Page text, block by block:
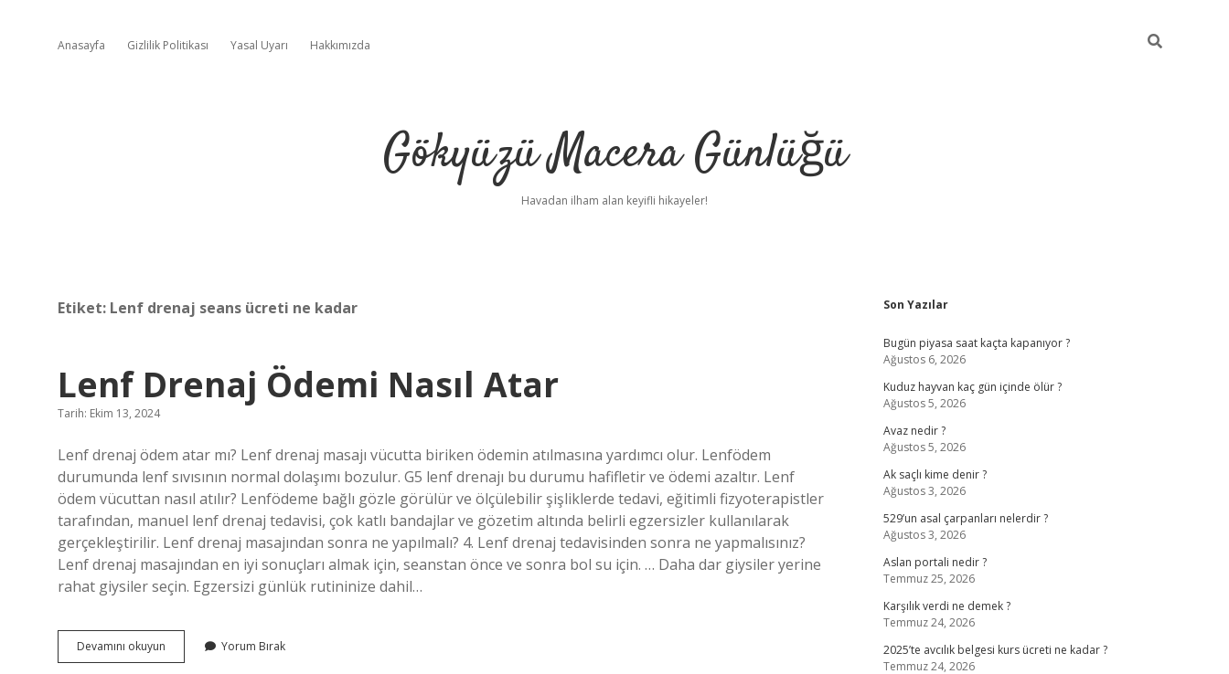
Anasayfa Gizlilik Politikası Yasal Uyarı Hakkımızda
Gökyüzü Macera Günlüğü
Havadan ilham alan keyifli hikayeler!
Etiket: Lenf drenaj seans ücreti ne kadar
Lenf Drenaj Ödemi Nasıl Atar
Tarih: Ekim 13, 2024
Lenf drenaj ödem atar mı? Lenf drenaj masajı vücutta biriken ödemin atılmasına yardımcı olur. Lenfödem
durumunda lenf sıvısının normal dolaşımı bozulur. G5 lenf drenajı bu durumu hafifletir ve ödemi azaltır. Lenf
ödem vücuttan nasıl atılır? Lenfödeme bağlı gözle görülür ve ölçülebilir şişliklerde tedavi, eğitimli fizyoterapistler
tarafından, manuel lenf drenaj tedavisi, çok katlı bandajlar ve gözetim altında belirli egzersizler kullanılarak
gerçekleştirilir. Lenf drenaj masajından sonra ne yapılmalı? 4. Lenf drenaj tedavisinden sonra ne yapmalısınız?
Lenf drenaj masajından en iyi sonuçları almak için, seanstan önce ve sonra bol su için. … Daha dar giysiler yerine
rahat giysiler seçin. Egzersizi günlük rutininize dahil…
Devamını okuyun
Drenaj
Yorum Bırak
Sidebar
Son Yazılar
Bugün piyasa saat kaçta kapanıyor ?
Ağustos 6, 2026
Kuduz hayvan kaç gün içinde ölür ?
Ağustos 5, 2026
Avaz nedir ?
Ağustos 5, 2026
Ak saçlı kime denir ?
Ağustos 3, 2026
529’un asal çarpanları nelerdir ?
Ağustos 3, 2026
Aslan portali nedir ?
Temmuz 25, 2026
Karşılık verdi ne demek ?
Temmuz 24, 2026
2025’te avcılık belgesi kurs ücreti ne kadar ?
Temmuz 24, 2026